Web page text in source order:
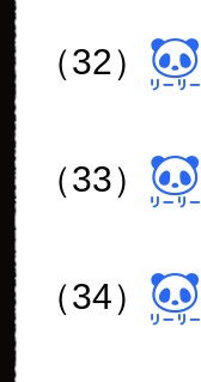
（32）
（33）
（34）